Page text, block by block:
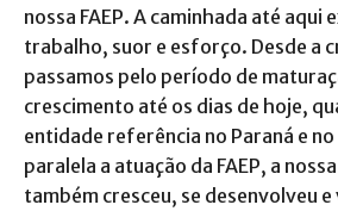
nossa FAEP. A caminhada até aqui
trabalho, suor e esforço. Desde a
passamos pelo período de
crescimento até os dias de hoje,
entidade referência no Paraná e
paralela a atuação da FAEP, a
também cresceu, se desenvolveu